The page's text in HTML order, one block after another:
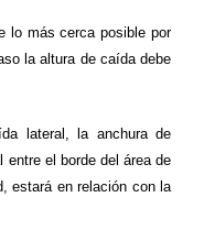
lo más cerca posible por
la altura de caída debe
lateral, la anchura de
entre el borde del área de
estará en relación con la